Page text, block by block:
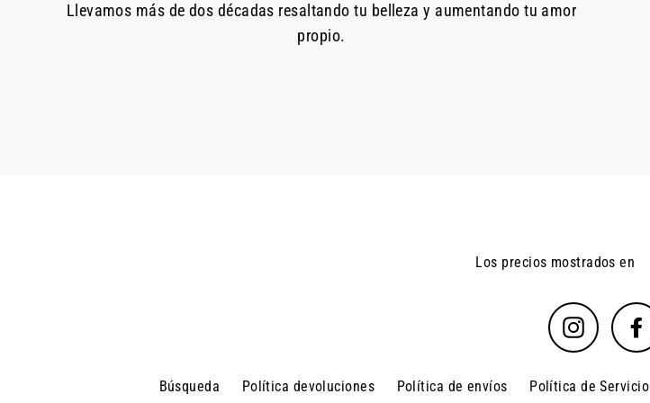
Llevamos más de dos décadas resaltando tu belleza y aumentando tu amor
propio.
Los precios mostrados en
Instagram
Búsqueda Política devoluciones Política de envíos Política de Servicio